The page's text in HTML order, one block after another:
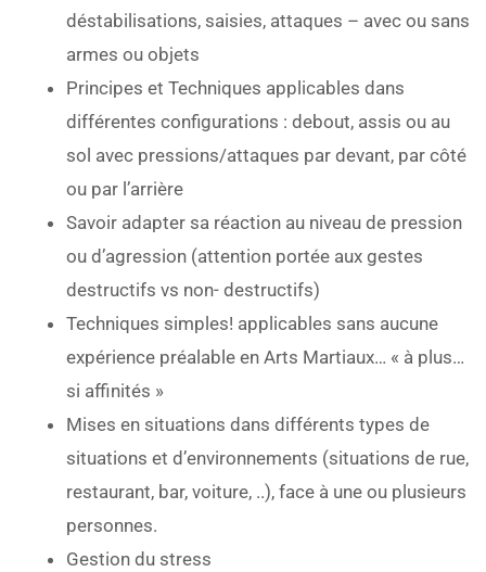
déstabilisations, saisies, attaques – avec ou sans
armes ou objets
Principes et Techniques applicables dans
différentes configurations : debout, assis ou au
sol avec pressions/attaques par devant, par côté
ou par l’arrière
Savoir adapter sa réaction au niveau de pression
ou d’agression (attention portée aux gestes
destructifs vs non- destructifs)
Techniques simples! applicables sans aucune
expérience préalable en Arts Martiaux… « à plus…
si affinités »
Mises en situations dans différents types de
situations et d’environnements (situations de rue,
restaurant, bar, voiture, ..), face à une ou plusieurs
personnes.
Gestion du stress